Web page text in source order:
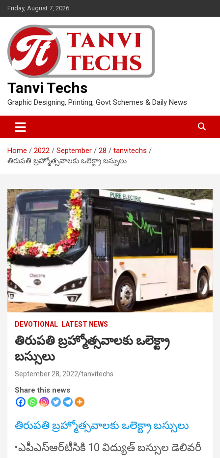
Skip
to
content
Friday, August 7, 2026
Tanvi Techs
Graphic Designing, Printing, Govt Schemes & Daily News
Home 2022 September 28
tanvitechs
తిరుపతి బ్రహ్మోత్సవాలకు ఒలెక్ట్రా బస్సులు
DEVOTIONAL LATEST NEWS
తిరుపతి బ్రహ్మోత్సవాలకు ఒలెక్ట్రా
బస్సులు
September 28, 2022 tanvitechs
Share this news
తిరుపతి బ్రహ్మోత్సవాలకు ఒలెక్ట్రా బస్సులు
•ఎపీఎస్‌ఆర్‌టీసికి 10 విద్యుత్‌ బస్సుల డెలివరీ